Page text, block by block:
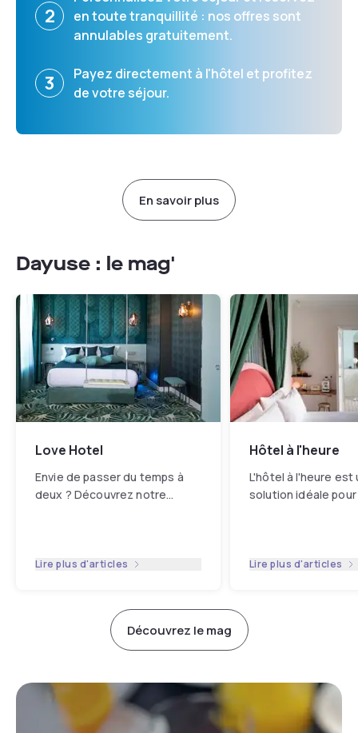
2
en toute tranquillité : nos offres sont
annulables gratuitement.
3
Payez directement à l'hôtel et profitez
de votre séjour.
En savoir plus
Dayuse : le mag'
Love Hotel
Envie de passer du temps à
deux ? Découvrez notre
Lire plus d'articles
Hôtel à l'heure
L'hôtel à l'heure est
solution idéale
Lire plus d'articles
Découvrez le mag